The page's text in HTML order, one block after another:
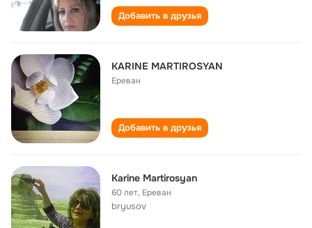
Добавить в друзья
KARINE MARTIROSYAN
Ереван
Добавить в друзья
Karine Martirosyan
60 лет, Ереван
bryusov